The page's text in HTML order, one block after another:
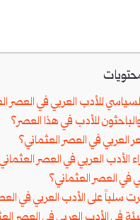
للأدب العربي في العصر
للأدب في هذا العصر؟
في العصر العثماني؟
الأدب العربي في العصر
في العصر العثماني؟
سلباً على الأدب العربي في
العربية؟
الكاملة
والفرق
بينهما
الأرقام
الكاملة